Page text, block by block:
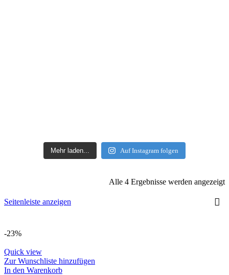
Mehr laden... Auf Instagram folgen
Alle 4 Ergebnisse werden angezeigt
Seitenleiste anzeigen
-23%
Quick view
Zur Wunschliste hinzufügen
In den Warenkorb